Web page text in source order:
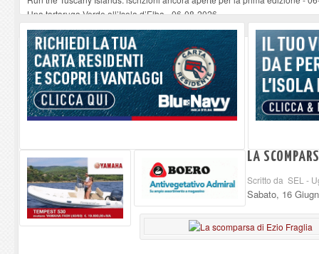
Una tartaruga Verde all’Isola d’Elba-06-08-2026
Furgone in fiamme a Capoliveri, illeso il conducente-06-08-2026
Campo: chiusura della biblioteca comunale in occasione del Santo Patrono
A Carpani si apre la Festa di Liberazione: il programma della prima serata-
LA
Scritto da SEL -
Sabato, 16